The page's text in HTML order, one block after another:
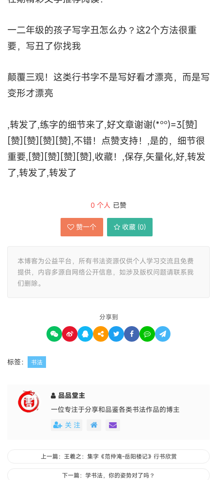
一二年级的孩子写字丑怎么办？这2个方法很重
要，写丑了你找我
颠覆三观！这类行书字不是写好看才漂亮，而是写
变形才漂亮
,转发了,练字的细节来了,好文章谢谢(*°°)=3[赞]
[赞][赞][赞][赞],不错！点赞支持！,是的，细节很
重要,[赞][赞][赞][赞],收藏！,保存,矢量化,好,转发
了,转发了,转发了
0 个人 已赞
赞一个 收藏 (0)
本博客为公益平台，所有书法资源仅供个人学习交流且免费
提供，内容多源自网络公开信息，如涉及版权问题请联系我
们删除。
分享到
标签： 书法
品品堂主
一位专注于分享和品鉴各类书法作品的博主
关 注
上一篇：王羲之：集字《范仲淹-岳阳楼记》行书欣赏
下一篇：学书法，你的姿势对了吗？